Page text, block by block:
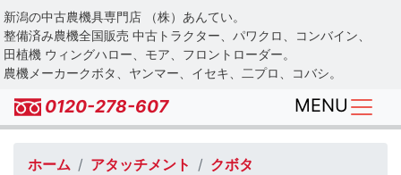
Skip
to
main
content
新潟の中古農機具専門店 （株）あんてい。
整備済み農機全国販売 中古トラクター、パワクロ、コンバイン、
田植機 ウィングハロー、モア、フロントローダー。
農機メーカークボタ、ヤンマー、イセキ、二プロ、コバシ。
0120-278-607 MENU
ホーム アタッチメント
クボタ